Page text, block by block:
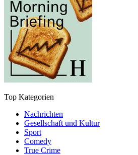
Top Kategorien
Nachrichten
Gesellschaft und Kultur
Sport
Comedy
True Crime